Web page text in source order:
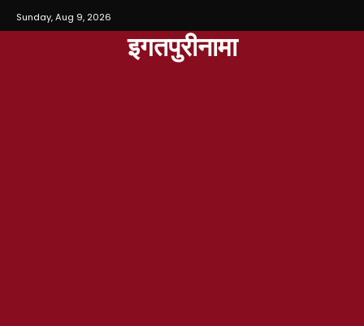
Sunday, Aug 9, 2026
इगतपुरीनामा